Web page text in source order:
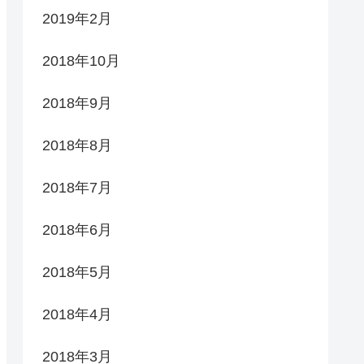
2019年2月
2018年10月
2018年9月
2018年8月
2018年7月
2018年6月
2018年5月
2018年4月
2018年3月